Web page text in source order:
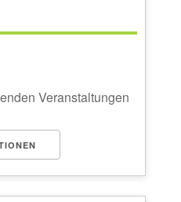
Veranstaltungen